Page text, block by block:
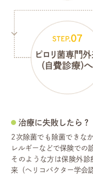
治療に失敗したら？
2次除菌でも除菌できな
レルギーなどで保険での
そのような方は保険外
来（ヘリコバクター学会